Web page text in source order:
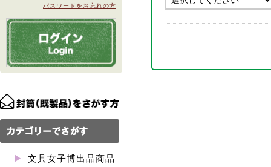
パスワードをお忘れの方
文具女子博出品商品